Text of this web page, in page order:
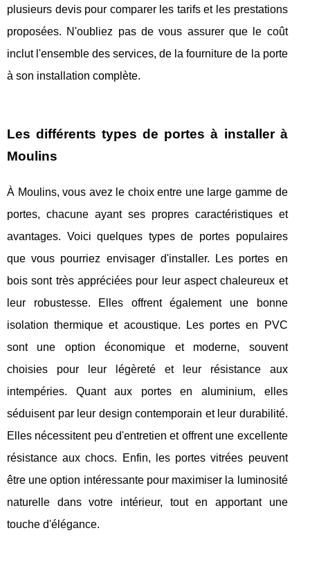
plusieurs devis pour comparer les tarifs et les prestations
proposées. N'oubliez pas de vous assurer que le coût
inclut l'ensemble des services, de la fourniture de la porte
à son installation complète.
Les différents types de portes à installer à
Moulins
À Moulins, vous avez le choix entre une large gamme de
portes, chacune ayant ses propres caractéristiques et
avantages. Voici quelques types de portes populaires
que vous pourriez envisager d'installer. Les portes en
bois sont très appréciées pour leur aspect chaleureux et
leur robustesse. Elles offrent également une bonne
isolation thermique et acoustique. Les portes en PVC
sont une option économique et moderne, souvent
choisies pour leur légèreté et leur résistance aux
intempéries. Quant aux portes en aluminium, elles
séduisent par leur design contemporain et leur durabilité.
Elles nécessitent peu d'entretien et offrent une excellente
résistance aux chocs. Enfin, les portes vitrées peuvent
être une option intéressante pour maximiser la luminosité
naturelle dans votre intérieur, tout en apportant une
touche d'élégance.